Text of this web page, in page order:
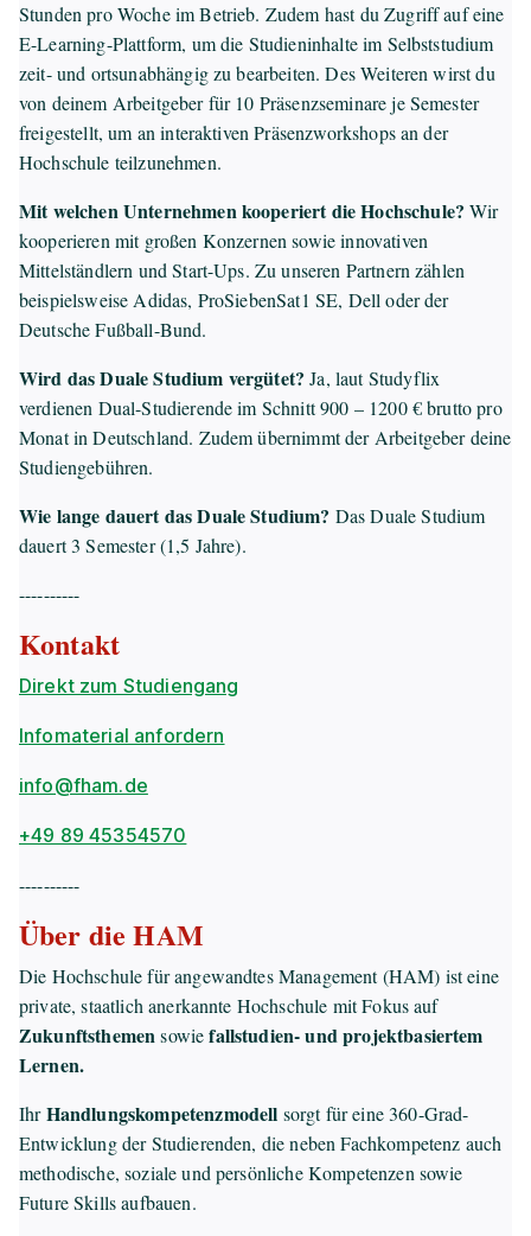
Stunden pro Woche im Betrieb. Zudem hast du Zugriff auf eine
E-Learning-Plattform, um die Studieninhalte im Selbststudium
zeit- und ortsunabhängig zu bearbeiten. Des Weiteren wirst du
von deinem Arbeitgeber für 10 Präsenzseminare je Semester
freigestellt, um an interaktiven Präsenzworkshops an der
Hochschule teilzunehmen.
Mit welchen Unternehmen kooperiert die Hochschule? Wir
kooperieren mit großen Konzernen sowie innovativen
Mittelständlern und Start-Ups. Zu unseren Partnern zählen
beispielsweise Adidas, ProSiebenSat1 SE, Dell oder der
Deutsche Fußball-Bund.
Wird das Duale Studium vergütet? Ja, laut Studyflix
verdienen Dual-Studierende im Schnitt 900 – 1200 € brutto pro
Monat in Deutschland. Zudem übernimmt der Arbeitgeber deine
Studiengebühren.
Wie lange dauert das Duale Studium? Das Duale Studium
dauert 3 Semester (1,5 Jahre).
----------
Kontakt
Direkt zum Studiengang
Infomaterial anfordern
info@fham.de
+49 89 45354570
----------
Über die HAM
Die Hochschule für angewandtes Management (HAM) ist eine
private, staatlich anerkannte Hochschule mit Fokus auf
Zukunftsthemensowiefallstudien- und projektbasiertem
Lernen.
IhrHandlungs­kompetenz­modell sorgt für eine 360-Grad-
Entwicklung der Studierenden, die neben Fachkompetenz auch
methodische, soziale und persönliche Kompetenzen sowie
Future Skills aufbauen.